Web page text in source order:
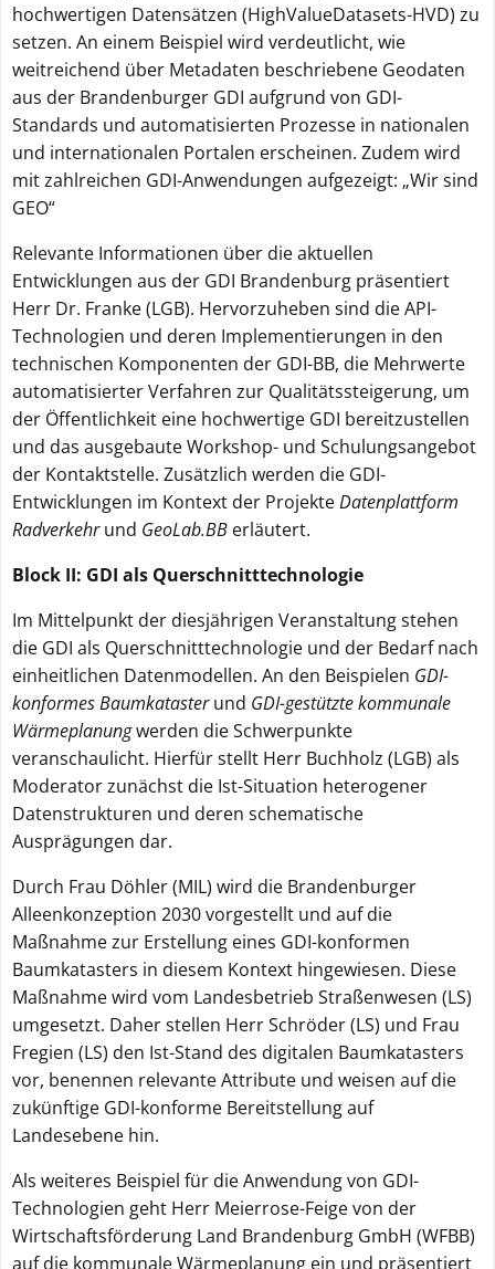
hochwertigen Datensätzen (HighValueDatasets-HVD) zu
setzen. An einem Beispiel wird verdeutlicht, wie
weitreichend über Metadaten beschriebene Geodaten
aus der Brandenburger GDI aufgrund von GDI-
Standards und automatisierten Prozesse in nationalen
und internationalen Portalen erscheinen. Zudem wird
mit zahlreichen GDI-Anwendungen aufgezeigt: „Wir sind
GEO“
Relevante Informationen über die aktuellen
Entwicklungen aus der GDI Brandenburg präsentiert
Herr Dr. Franke (LGB). Hervorzuheben sind die API-
Technologien und deren Implementierungen in den
technischen Komponenten der GDI-BB, die Mehrwerte
automatisierter Verfahren zur Qualitätssteigerung, um
der Öffentlichkeit eine hochwertige GDI bereitzustellen
und das ausgebaute Workshop- und Schulungsangebot
der Kontaktstelle. Zusätzlich werden die GDI-
Entwicklungen im Kontext der ProjekteDatenplattform
Radverkehrund GeoLab.BB erläutert.
Block II: GDI als Querschnitttechnologie
Im Mittelpunkt der diesjährigen Veranstaltung stehen
die GDI als Querschnitttechnologie und der Bedarf nach
einheitlichen Datenmodellen. An den Beispielen GDI-
konformes Baumkatasterund GDI-gestützte kommunale
Wärmeplanungwerden die Schwerpunkte
veranschaulicht. Hierfür stellt Herr Buchholz (LGB) als
Moderator zunächst die Ist-Situation heterogener
Datenstrukturen und deren schematische
Ausprägungen dar.
Durch Frau Döhler (MIL) wird die Brandenburger
Alleenkonzeption 2030 vorgestellt und auf die
Maßnahme zur Erstellung eines GDI-konformen
Baumkatasters in diesem Kontext hingewiesen. Diese
Maßnahme wird vom Landesbetrieb Straßenwesen (LS)
umgesetzt. Daher stellen Herr Schröder (LS) und Frau
Fregien (LS) den Ist-Stand des digitalen Baumkatasters
vor, benennen relevante Attribute und weisen auf die
zukünftige GDI-konforme Bereitstellung auf
Landesebene hin.
Als weiteres Beispiel für die Anwendung von GDI-
Technologien geht Herr Meierrose-Feige von der
Wirtschaftsförderung Land Brandenburg GmbH (WFBB)
auf die kommunale Wärmeplanung ein und präsentiert